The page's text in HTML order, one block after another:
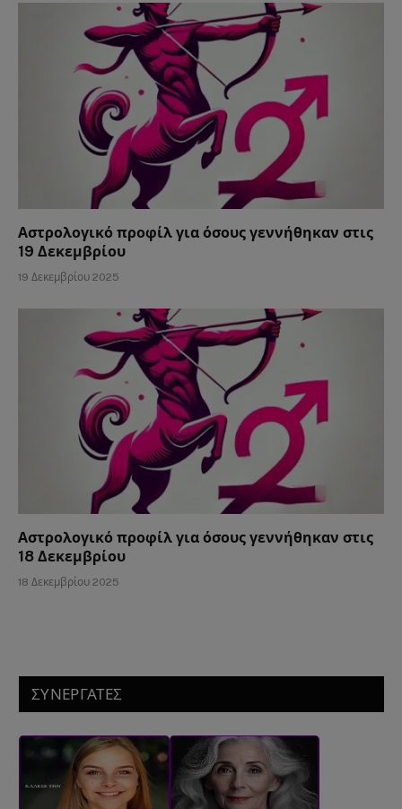
Αστρολογικό προφίλ για όσους γεννήθηκαν στις
19 Δεκεμβρίου
19 Δεκεμβρίου 2025
Αστρολογικό προφίλ για όσους γεννήθηκαν στις
18 Δεκεμβρίου
18 Δεκεμβρίου 2025
ΣΥΝΕΡΓΑΤΕΣ